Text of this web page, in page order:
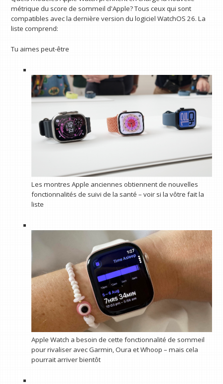
métrique du score de sommeil d'Apple? Tous ceux qui sont
compatibles avec la dernière version du logiciel WatchOS 26. La
liste comprend:
Tu aimes peut-être
Les montres Apple anciennes obtiennent de nouvelles
fonctionnalités de suivi de la santé – voir si la vôtre fait la
liste
Apple Watch a besoin de cette fonctionnalité de sommeil
pour rivaliser avec Garmin, Oura et Whoop – mais cela
pourrait arriver bientôt